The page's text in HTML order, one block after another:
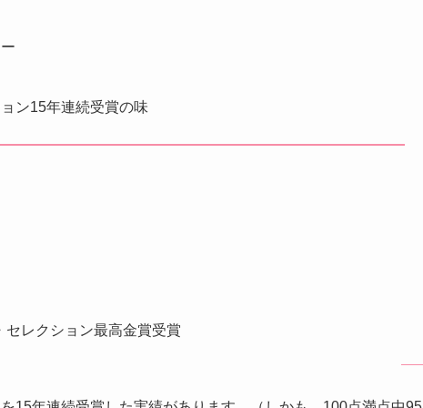
ン15年連続受賞の味
セレクション最高金賞受賞